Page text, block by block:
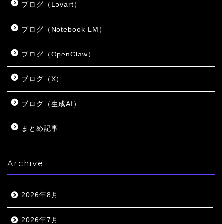
ブログ（Lovart）
ブログ（Notebook LM）
ブログ（OpenClaw）
ブログ（X）
ブログ（生成AI）
まとめ記事
Archive
2026年8月
2026年7月